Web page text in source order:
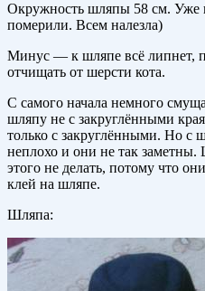
Окружность шляпы 58 см. Уже
померили. Всем налезла)
Минус — к шляпе всё липнет,
отчищать от шерсти кота.
С самого начала немного
шляпу не с закруглёнными
только с закруглёнными. Но с
неплохо и они не так
этого не делать, потому что
клей на шляпе.
Шляпа: